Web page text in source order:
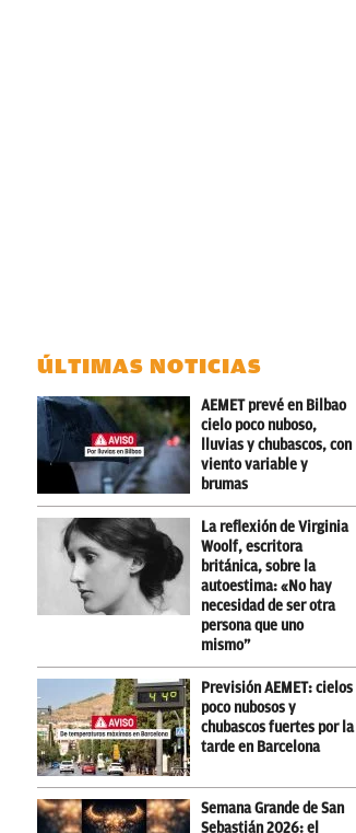
ÚLTIMAS NOTICIAS
AEMET prevé en Bilbao
cielo poco nuboso,
lluvias y chubascos, con
viento variable y
brumas
La reflexión de Virginia
Woolf, escritora
británica, sobre la
autoestima: «No hay
necesidad de ser otra
persona que uno
mismo”
Previsión AEMET: cielos
poco nubosos y
chubascos fuertes por la
tarde en Barcelona
Semana Grande de San
Sebastián 2026: el